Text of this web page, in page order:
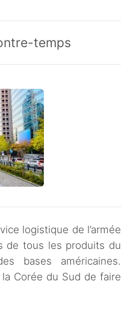
temps
logistique de l’armée
de tous les produits du
bases américaines.
la Corée du Sud de faire